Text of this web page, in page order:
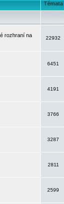
Témata
rozhraní na
22932
6451
4191
3766
3287
2811
2599